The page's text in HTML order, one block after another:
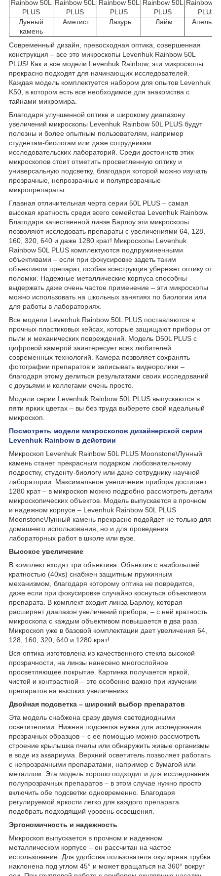
Лунный
камень
Аметист Лазурь Лайм
Современный дизайн, превосходная оптика, совершенная
конструкция – все это микроскопы Levenhuk Rainbow 50L
PLUS! Как и все модели Levenhuk Rainbow, эти микроскопы
прекрасно подходят для начинающих исследователей.
Каждая модель комплектуется набором для опытов Levenhuk
K50, в котором есть все необходимое для знакомства с
тайнами микромира.
Благодаря улучшенной оптике и широкому диапазону
увеличений микроскопы Levenhuk Rainbow 50L PLUS будут
полезны и более опытным пользователям, например
студентам-биологам или даже сотрудникам
исследовательских лабораторий. Среди достоинств этих
микроскопов стоит отметить просветленную оптику и
универсальную подсветку, благодаря которой можно изучать
прозрачные, непрозрачные и полупрозрачные
микропрепараты.
Главная отличительная черта серии 50L PLUS – самая
высокая кратность среди всего семейства Levenhuk Rainbow.
Благодаря качественной линзе Барлоу эти микроскопы
позволяют исследовать препараты с увеличениями 64, 128,
160, 320, 640 и даже 1280 крат! Микроскопы Levenhuk
Rainbow 50L PLUS комплектуются подпружиненными
объективами – если при фокусировке задеть таким
объективом препарат, особая конструкция убережет оптику от
поломки. Надежные металлические корпуса способны
выдержать даже очень частое применение – эти микроскопы
можно использовать на школьных занятиях по биологии или
для работы в лабораториях.
Все модели Levenhuk Rainbow 50L PLUS поставляются в
прочных пластиковых кейсах, которые защищают приборы от
пыли и механических повреждений. Модель D50L PLUS с
цифровой камерой заинтересует всех любителей
современных технологий. Камера позволяет сохранять
фотографии препаратов и записывать видеоролики –
благодаря этому делиться результатами своих исследований
с друзьями и коллегами очень просто.
Модели серии Levenhuk Rainbow 50L PLUS выпускаются в
пяти ярких цветах – вы без труда выберете свой идеальный
микроскоп.
Посмотреть модели микроскопов дизайнерской серии
Levenhuk Rainbow в действии
Микроскоп Levenhuk Rainbow 50L PLUS Moonstone\Лунный
камень станет прекрасным подарком любознательному
подростку, студенту-биологу или даже сотруднику научной
лаборатории. Максимальное увеличение прибора достигает
1280 крат – в микроскоп можно подробно рассмотреть детали
микроскопических объектов. Модель выпускается в прочном
и надежном корпусе – Levenhuk Rainbow 50L PLUS
Moonstone\Лунный камень прекрасно подойдет не только для
домашнего использования, но и для проведения
лабораторных работ в школе или вузе.
Высокое увеличение
В комплект входят три объектива. Объектив с наибольшей
кратностью (40xs) снабжен защитным пружинным
механизмом, благодаря которому оптика не повредится,
даже если при фокусировке случайно коснуться объективом
препарата. В комплект входит линза Барлоу, которая
расширяет диапазон увеличений прибора, – с ней кратность
микроскопа с каждым объективом повышается в два раза.
Микроскоп уже в базовой комплектации дает увеличения 64,
128, 160, 320, 640 и 1280 крат!
Вся оптика изготовлена из качественного стекла высокой
прозрачности, на линзы нанесено многослойное
просветляющее покрытие. Картинка получается яркой,
чистой и контрастной – это особенно важно при изучении
препаратов на высоких увеличениях.
Двойная подсветка – широкий выбор препаратов
Эта модель снабжена сразу двумя светодиодными
осветителями. Нижняя подсветка нужна для исследования
прозрачных образцов – с ее помощью можно рассмотреть
строение крылышка пчелы или обнаружить живые организмы
в воде из аквариума. Верхний осветитель позволяет работать
с непрозрачными препаратами, например с бумагой или
металлом. Эта модель хорошо подходит и для исследования
полупрозрачных препаратов – в этом случае нужно просто
включить обе подсветки одновременно. Благодаря
регулируемой яркости легко для каждого препарата
подобрать подходящий уровень освещения.
Эргономичность и надежность
Микроскоп выпускается в прочном и надежном
металлическом корпусе – он рассчитан на частое
использование. Для удобства пользователя окулярная трубка
наклонена под углом 45° и может вращаться на 360° вокруг